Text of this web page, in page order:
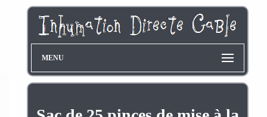
MENU